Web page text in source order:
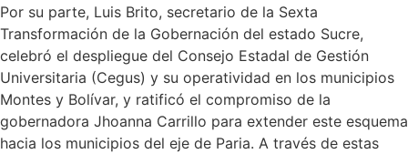
Por su parte, Luis Brito, secretario de la Sexta
Transformación de la Gobernación del estado Sucre,
celebró el despliegue del Consejo Estadal de Gestión
Universitaria (Cegus) y su operatividad en los municipios
Montes y Bolívar, y ratificó el compromiso de la
gobernadora Jhoanna Carrillo para extender este esquema
hacia los municipios del eje de Paria. A través de estas